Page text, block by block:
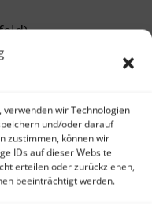
verwenden wir Technologien
und/oder darauf
zustimmen, können wir
IDs auf dieser Website
erteilen oder zurückziehen,
beeinträchtigt werden.